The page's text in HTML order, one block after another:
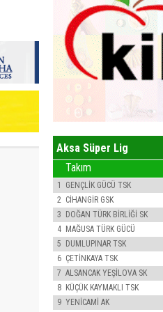
Aksa Süper Lig
Takım
1 GENÇLİK GÜCÜ TSK
2 CİHANGİR GSK
3 DOĞAN TÜRK BİRLİĞİ SK
4 MAĞUSA TÜRK GÜCÜ
5 DUMLUPINAR TSK
6 ÇETİNKAYA TSK
7 ALSANCAK YEŞİLOVA SK
8 KÜÇÜK KAYMAKLI TSK
9 YENİCAMİ AK